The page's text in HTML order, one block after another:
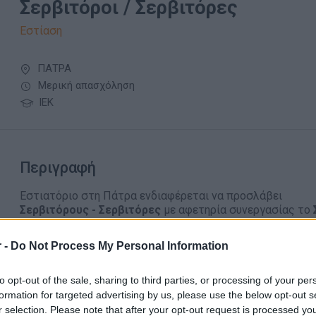
- Do Not Process My Personal Information
opt-out of the sale, sharing to third parties, or processing of your
for targeted advertising by us, please use the below opt-out
selection. Please note that after your opt-out request is processed
Σερβιτόροι / Σερβιτόρες
Εστίαση
ΠΑΤΡΑ
Μερική απασχόληση
ΙΕΚ
Περιγραφή
Εστιατόριο στη Πάτρα ενδιαφέρεται να προσλάβει
Σερβιτόρους - Σερβιτόρες με αφετηρία συνεργασίας το
Θέση εργασίας πληρους & μερικής απασχόλησης με
Γνώστες λειτουργίας μπουφέ & à la carte
Απαραίτητα Προσόντα